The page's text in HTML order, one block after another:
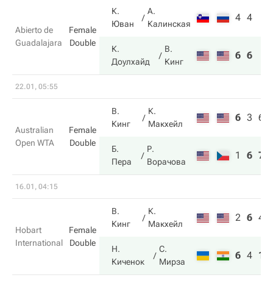
Abierto de
Guadalajara
Female
Double
К.
Юван
А.
Калинская
4 4
К.
Доулхайд
В.
Кинг
6 6
22.01, 05:55
Australian
Open WTA
Female
Double
В.
Кинг
К.
Макхейл
6 3 6
Б.
Пера
Р.
Ворачова
1 6 7
16.01, 04:15
Hobart
International
Female
Double
В.
Кинг
К.
Макхейл
2 6 4
Н.
Киченок
С.
Мирза
6 4 10